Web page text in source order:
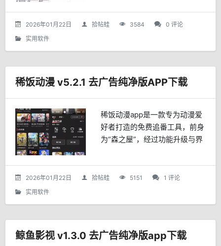
最新电影、精彩综艺还是经典动
漫，新橘子视频都能一网打尽，
2026年01月22日 拾帖蛙 3584
0 评论
实用软件
稀饭动漫 v5.2.1 去广告纯净版APP下载
稀饭动漫app是一款专为动漫爱
好者打造的免费追番工具，前身
为“森之屋”，经过功能升级与界
资源与纯净体验迅速成为二次元
用户的又一选择。核心功能与亮
2026年01月22日 拾帖蛙 5151
1 评论
实用软件
鲸鱼影视 v1.3.0 去广告纯净版app下载